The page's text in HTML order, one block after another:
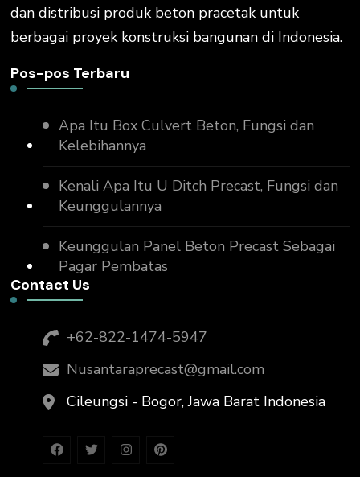
dan distribusi produk beton pracetak untuk
berbagai proyek konstruksi bangunan di Indonesia.
Pos-pos Terbaru
Apa Itu Box Culvert Beton, Fungsi dan
Kelebihannya
Kenali Apa Itu U Ditch Precast, Fungsi dan
Keunggulannya
Keunggulan Panel Beton Precast Sebagai
Pagar Pembatas
Contact Us
+62-822-1474-5947
Nusantaraprecast@gmail.com
Cileungsi - Bogor, Jawa Barat Indonesia